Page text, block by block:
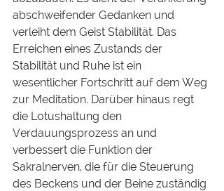
abschweifender Gedanken und
verleiht dem Geist Stabilität. Das
Erreichen eines Zustands der
Stabilität und Ruhe ist ein
wesentlicher Fortschritt auf dem Weg
zur Meditation. Darüber hinaus regt
die Lotushaltung den
Verdauungsprozess an und
verbessert die Funktion der
Sakralnerven, die für die Steuerung
des Beckens und der Beine zuständig